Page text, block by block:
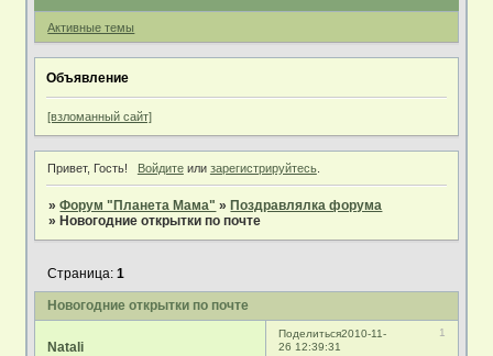
Активные темы
Объявление
[взломанный сайт]
Привет, Гость! Войдитеили зарегистрируйтесь.
»Форум "Планета Мама" »Поздравлялка форума
»Новогодние открытки по почте
Новогодние открытки по почте
Страница:1
Поделиться 1
2010-11-
26 12:39:31
Natali